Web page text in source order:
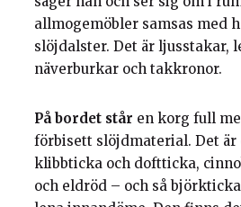
allmogemöbler samsas med
slöjdalster. Det är ljusstakar,
näverburkar och takkronor.
På bordet står en korg full
förbisett slöjdmaterial. Det
klibbticka och doftticka,
och eldröd – och så